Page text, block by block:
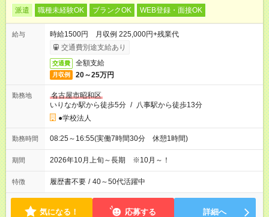
派遣 職種未経験OK ブランクOK WEB登録・面接OK
給与
時給1500円 月収例 225,000円+残業代
交通費別途支給あり
交通費 全額支給
月収例 20～25万円
勤務地
名古屋市昭和区
いりなか駅から徒歩5分 / 八事駅から徒歩13分
●学校法人
勤務時間 08:25～16:55(実働7時間30分 休憩1時間)
期間 2026年10月上旬～長期 ※10月～！
特徴 履歴書不要 / 40～50代活躍中
気になる！ 応募する 詳細へ